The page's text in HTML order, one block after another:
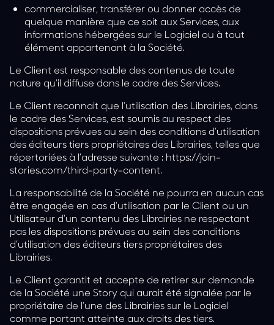
commercialiser, transférer ou donner accès de
quelque manière que ce soit aux Services, aux
informations hébergées sur le Logiciel ou à tout
élément appartenant à la Société.
Le Client est responsable des contenus de toute
nature qu’il diffuse dans le cadre des Services.
Le Client reconnait que l’utilisation des Librairies, dans
le cadre des Services, est soumis au respect des
dispositions prévues au sein des conditions d’utilisation
des éditeurs tiers propriétaires des Librairies, telles que
répertoriées à l’adresse suivante : https://join-
stories.com/third-party-content.
La responsabilité de la Société ne pourra en aucun cas
être engagée en cas d’utilisation par le Client ou un
Utilisateur d’un contenu des Librairies ne respectant
pas les dispositions prévues au sein des conditions
d’utilisation des éditeurs tiers propriétaires des
Librairies.
Le Client garantit et accepte de retirer sur demande
de la Société une Story qui aurait été signalée par le
propriétaire de l’une des Librairies sur le Logiciel
comme portant atteinte aux droits des tiers.